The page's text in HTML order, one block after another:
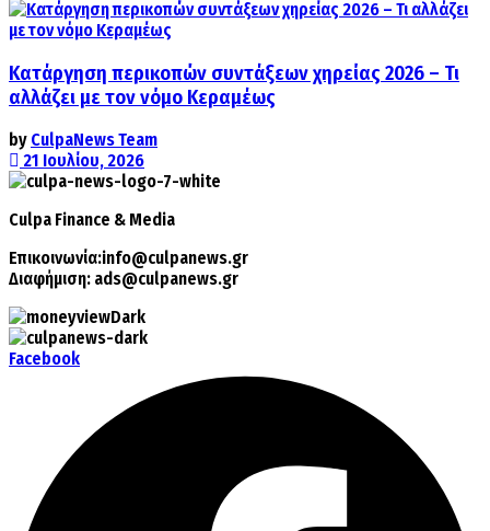
Κατάργηση περικοπών συντάξεων χηρείας 2026 – Τι
αλλάζει με τον νόμο Κεραμέως
by CulpaNews Team
21 Ιουλίου, 2026
Culpa Finance & Media
Επικοινωνία:info@culpanews.gr
Διαφήμιση: ads@culpanews.gr
Facebook